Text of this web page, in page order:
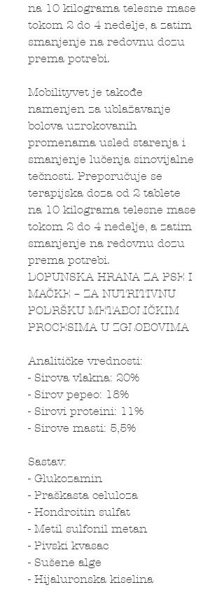
na 10 kilograma telesne mase
tokom 2 do 4 nedelje, a zatim
smanjenje na redovnu dozu
prema potrebi.
Mobilityvet je takođe
namenjen za ublažavanje
bolova uzrokovanih
promenama usled starenja i
smanjenje lučenja sinovijalne
tečnosti. Preporučuje se
terapijska doza od 2 tablete
na 10 kilograma telesne mase
tokom 2 do 4 nedelje, a zatim
smanjenje na redovnu dozu
prema potrebi.
DOPUNSKA HRANA ZA PSE I
MAČKE – ZA NUTRITIVNU
PODRŠKU METABOLIČKIM
PROCESIMA U ZGLOBOVIMA
Analitičke vrednosti:
- Sirova vlakna: 20%
- Sirov pepeo: 18%
- Sirovi proteini: 11%
- Sirove masti: 5,5%
Sastav:
- Glukozamin
- Praškasta celuloza
- Hondroitin sulfat
- Metil sulfonil metan
- Pivski kvasac
- Sušene alge
- Hijaluronska kiselina